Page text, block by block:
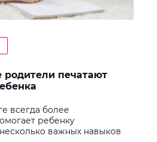
печатают
всегда более
ребенку
важных навыков